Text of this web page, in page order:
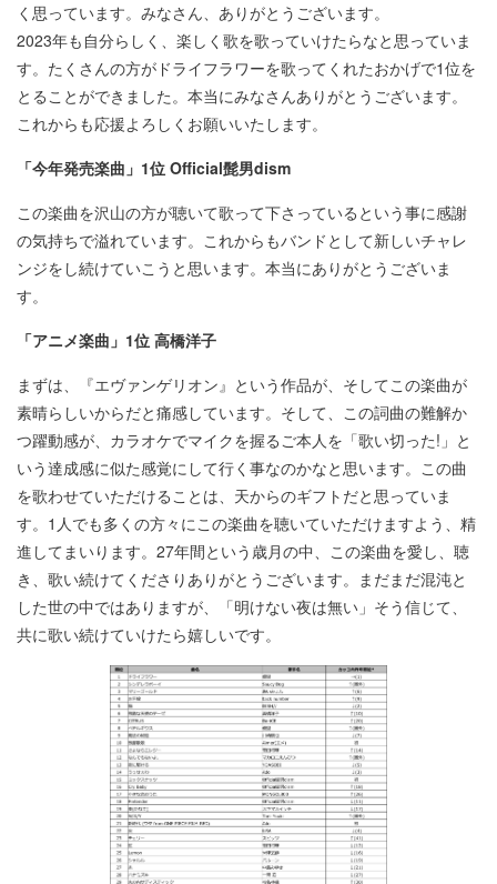
く思っています。みなさん、ありがとうございます。
2023年も自分らしく、楽しく歌を歌っていけたらなと思っていま
す。たくさんの方がドライフラワーを歌ってくれたおかげで1位を
とることができました。本当にみなさんありがとうございます。
これからも応援よろしくお願いいたします。
「今年発売楽曲」1位 Official髭男dism
この楽曲を沢山の方が聴いて歌って下さっているという事に感謝
の気持ちで溢れています。これからもバンドとして新しいチャレ
ンジをし続けていこうと思います。本当にありがとうございま
す。
「アニメ楽曲」​1位 高橋洋子
まずは、『エヴァンゲリオン』という作品が、そしてこの楽曲が
素晴らしいからだと痛感しています。そして、この詞曲の難解か
つ躍動感が、カラオケでマイクを握るご本人を「歌い切った!」と
いう達成感に似た感覚にして行く事なのかなと思います。この曲
を歌わせていただけることは、天からのギフトだと思っていま
す。1人でも多くの方々にこの楽曲を聴いていただけますよう、精
進してまいります。27年間という歳月の中、この楽曲を愛し、聴
き、歌い続けてくださりありがとうございます。まだまだ混沌と
した世の中ではありますが、「明けない夜は無い」そう信じて、
共に歌い続けていけたら嬉しいです。